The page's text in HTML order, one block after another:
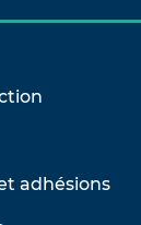
adhésions